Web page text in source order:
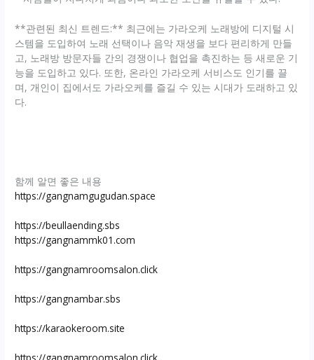
**관련된 최신 트렌드:** 최근에는 가라오케 노래방에 디지털 시
스템을 도입하여 노래 선택이나 음악 재생을 보다 편리하게 만들
고, 노래방 방문자들 간의 경쟁이나 협업을 촉진하는 등 새로운 기
능을 도입하고 있다. 또한, 온라인 가라오케 서비스도 인기를 끌
며, 개인이 집에서도 가라오케를 즐길 수 있는 시대가 도래하고 있
다.
함께 알면 좋은 내용
https://gangnamgugudan.space
https://beullaending.sbs
https://gangnammk01.com
https://gangnamroomsalon.click
https://gangnambar.sbs
https://karaokeroom.site
https://gangnamroomsalon.click